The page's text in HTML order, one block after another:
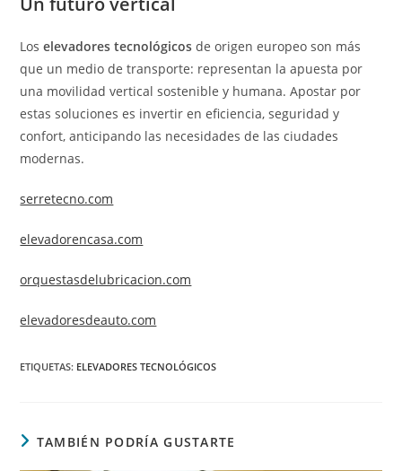
Loselevadores tecnológicos de origen europeo son más
que un medio de transporte: representan la apuesta por
una movilidad vertical sostenible y humana. Apostar por
estas soluciones es invertir en eficiencia, seguridad y
confort, anticipando las necesidades de las ciudades
modernas.
serretecno.com
elevadorencasa.com
orquestasdelubricacion.com
elevadoresdeauto.com
ETIQUETAS: ELEVADORES TECNOLÓGICOS
TAMBIÉN PODRÍA GUSTARTE